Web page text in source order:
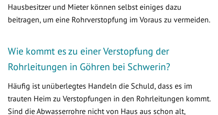
Hausbesitzer und Mieter können selbst einiges dazu
beitragen, um eine Rohrverstopfung im Voraus zu vermeiden.
Wie kommt es zu einer Verstopfung der
Rohrleitungen in Göhren bei Schwerin?
Häufig ist unüberlegtes Handeln die Schuld, dass es im
trauten Heim zu Verstopfungen in den Rohrleitungen kommt.
Sind die Abwasserrohre nicht von Haus aus schon alt,